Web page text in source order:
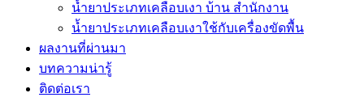
น้ำยาประเภทเคลือบเงา บ้าน สำนักงาน
น้ำยาประเภทเคลือบเงาใช้กับเครื่องขัดพื้น
ผลงานที่ผ่านมา
บทความน่ารู้
ติดต่อเรา